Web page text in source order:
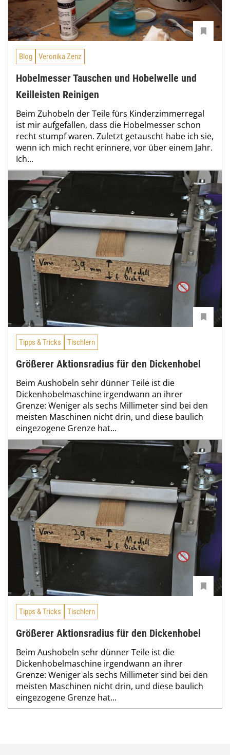
Blog Veronika Zenz
Hobelmesser Tauschen und Hobelwelle und
Keilleisten Reinigen
Beim Zuhobeln der Teile fürs Kinderzimmerregal
ist mir aufgefallen, dass die Hobelmesser schon
recht stumpf waren. Zuletzt getauscht habe ich sie,
wenn ich mich recht erinnere, vor über einem Jahr.
Ich...
Tipps & Tricks Tischlern
Größerer Aktionsradius für den Dickenhobel
Beim Aushobeln sehr dünner Teile ist die
Dickenhobelmaschine irgendwann an ihrer
Grenze: Weniger als sechs Millimeter sind bei den
meisten Maschinen nicht drin, und diese baulich
eingezogene Grenze hat...
Tipps & Tricks Tischlern
Größerer Aktionsradius für den Dickenhobel
Beim Aushobeln sehr dünner Teile ist die
Dickenhobelmaschine irgendwann an ihrer
Grenze: Weniger als sechs Millimeter sind bei den
meisten Maschinen nicht drin, und diese baulich
eingezogene Grenze hat...